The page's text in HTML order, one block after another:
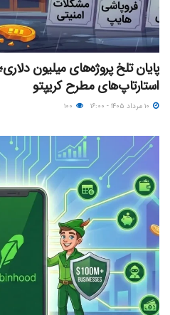
استارتاپ‌های مطرح کریپتو